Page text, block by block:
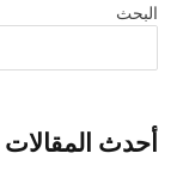
البحث
أحدث المقالات